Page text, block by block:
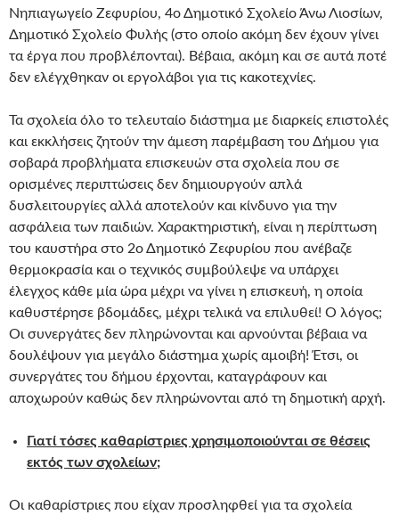
Νηπιαγωγείο Ζεφυρίου, 4ο Δημοτικό Σχολείο Άνω Λιοσίων,
Δημοτικό Σχολείο Φυλής (στο οποίο ακόμη δεν έχουν γίνει
τα έργα που προβλέπονται). Βέβαια, ακόμη και σε αυτά ποτέ
δεν ελέγχθηκαν οι εργολάβοι για τις κακοτεχνίες.
Τα σχολεία όλο το τελευταίο διάστημα με διαρκείς επιστολές
και εκκλήσεις ζητούν την άμεση παρέμβαση του Δήμου για
σοβαρά προβλήματα επισκευών στα σχολεία που σε
ορισμένες περιπτώσεις δεν δημιουργούν απλά
δυσλειτουργίες αλλά αποτελούν και κίνδυνο για την
ασφάλεια των παιδιών. Χαρακτηριστική, είναι η περίπτωση
του καυστήρα στο 2ο Δημοτικό Ζεφυρίου που ανέβαζε
θερμοκρασία και ο τεχνικός συμβούλεψε να υπάρχει
έλεγχος κάθε μία ώρα μέχρι να γίνει η επισκευή, η οποία
καθυστέρησε βδομάδες, μέχρι τελικά να επιλυθεί! Ο λόγος;
Οι συνεργάτες δεν πληρώνονται και αρνούνται βέβαια να
δουλέψουν για μεγάλο διάστημα χωρίς αμοιβή! Έτσι, οι
συνεργάτες του δήμου έρχονται, καταγράφουν και
αποχωρούν καθώς δεν πληρώνονται από τη δημοτική αρχή.
Γιατί τόσες καθαρίστριες χρησιμοποιούνται σε θέσεις
εκτός των σχολείων;
Οι καθαρίστριες που είχαν προσληφθεί για τα σχολεία